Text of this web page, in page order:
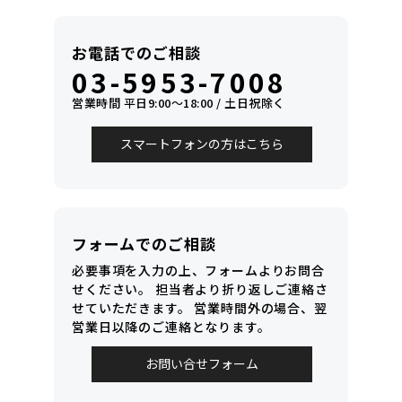
お電話でのご相談
03-5953-7008
営業時間 平日9:00〜18:00 / 土日祝除く
スマートフォンの方はこちら
フォームでのご相談
必要事項を入力の上、フォームよりお問合
せください。
担当者より折り返しご連絡さ
せていただきます。
営業時間外の場合、翌
営業日以降のご連絡となります。
お問い合せフォーム